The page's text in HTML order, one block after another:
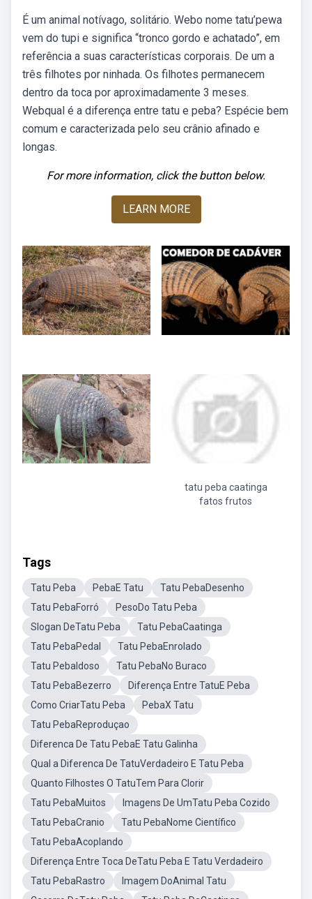
É um animal notívago, solitário. Webo nome tatu’pewa
vem do tupi e significa “tronco gordo e achatado”, em
referência a suas características corporais. De um a
três filhotes por ninhada. Os filhotes permanecem
dentro da toca por aproximadamente 3 meses.
Webqual é a diferença entre tatu e peba? Espécie bem
comum e caracterizada pelo seu crânio afinado e
longas.
For more information, click the button below.
LEARN MORE
tatu peba caatinga
fatos frutos
Tags
Tatu Peba PebaE Tatu
Tatu PebaDesenho
Tatu PebaForró
PesoDo Tatu Peba
Slogan DeTatu Peba
Tatu PebaCaatinga
Tatu PebaPedal
Tatu PebaEnrolado
Tatu PebaIdoso
Tatu PebaNo Buraco
Tatu PebaBezerro
Diferença Entre TatuE Peba
Como CriarTatu Peba
PebaX Tatu
Tatu PebaReproduçao
Diferenca De Tatu PebaE Tatu Galinha
Qual a Diferenca De TatuVerdadeiro E Tatu Peba
Quanto Filhostes O TatuTem Para Clorir
Tatu PebaMuitos
Imagens De UmTatu Peba Cozido
Tatu PebaCranio
Tatu PebaNome Científico
Tatu PebaAcoplando
Diferença Entre Toca DeTatu Peba E Tatu Verdadeiro
Tatu PebaRastro
Imagem DoAnimal Tatu